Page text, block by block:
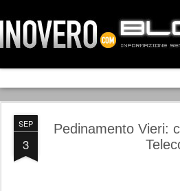
SEP
3
Pedinamento Vieri: